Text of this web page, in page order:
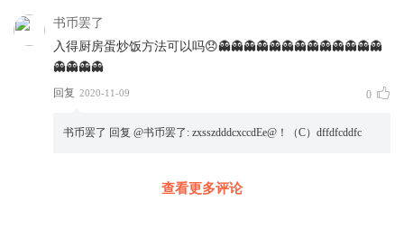
书币罢了
入得厨房蛋炒饭方法可以吗😞👻👻👻👻👻👻👻👻👻👻👻👻👻
👻👻👻👻
回复 2020-11-09 0
书币罢了 回复 @书币罢了 : zxsszdddcxccdEe@！（C）dffdfcddfc
查看更多评论